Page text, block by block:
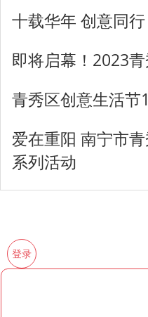
十载华年 创意同
即将启幕！2023
青秀区创意生活
爱在重阳 南宁市
系列活动
登录